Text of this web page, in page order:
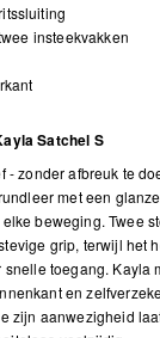
insteekvakken
Satchel S
- zonder afbreuk te
met een
beweging. Twee
grip, terwijl het
toegang. Kayla
en
zijn aanwezigheid